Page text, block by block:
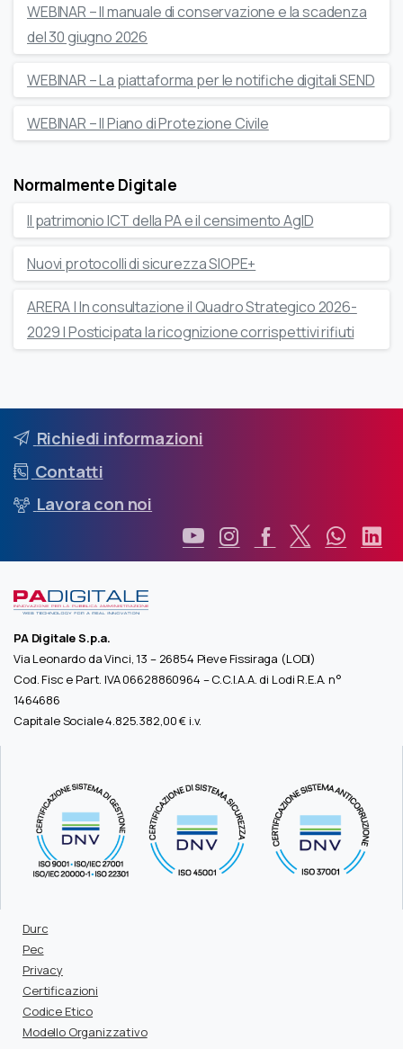
WEBINAR – Il manuale di conservazione e la scadenza
del 30 giugno 2026
WEBINAR – La piattaforma per le notifiche digitali SEND
WEBINAR – Il Piano di Protezione Civile
Normalmente Digitale
Il patrimonio ICT della PA e il censimento AgID
Nuovi protocolli di sicurezza SIOPE+
ARERA | In consultazione il Quadro Strategico 2026-
2029 | Posticipata la ricognizione corrispettivi rifiuti
Richiedi informazioni
Contatti
Lavora con noi
PA Digitale S.p.a.
Via Leonardo da Vinci, 13 – 26854 Pieve Fissiraga (LODI)
Cod. Fisc e Part. IVA 06628860964 – C.C.I.A.A. di Lodi R.E.A. n°
1464686
Capitale Sociale 4.825.382,00 € i.v.
Durc
Pec
Privacy
Certificazioni
Codice Etico
Modello Organizzativo